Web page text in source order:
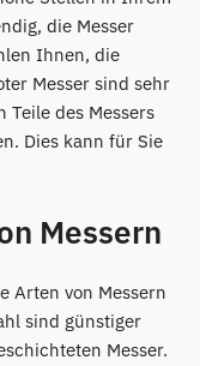
die Messer
Ihnen, die
Messer sind sehr
des Messers
Dies kann für Sie
Messern
Arten von Messern
sind günstiger
Messer.